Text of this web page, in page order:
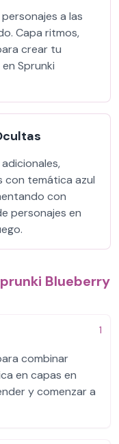
a las
Capa ritmos,
crear tu
Sprunki
con temática azul
con
personajes en
Blueberry
1
combinar
en capas en
y comenzar a